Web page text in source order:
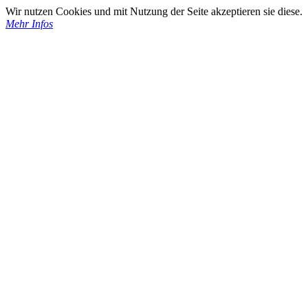
Wir nutzen Cookies und mit Nutzung der Seite akzeptieren sie diese.
Mehr Infos